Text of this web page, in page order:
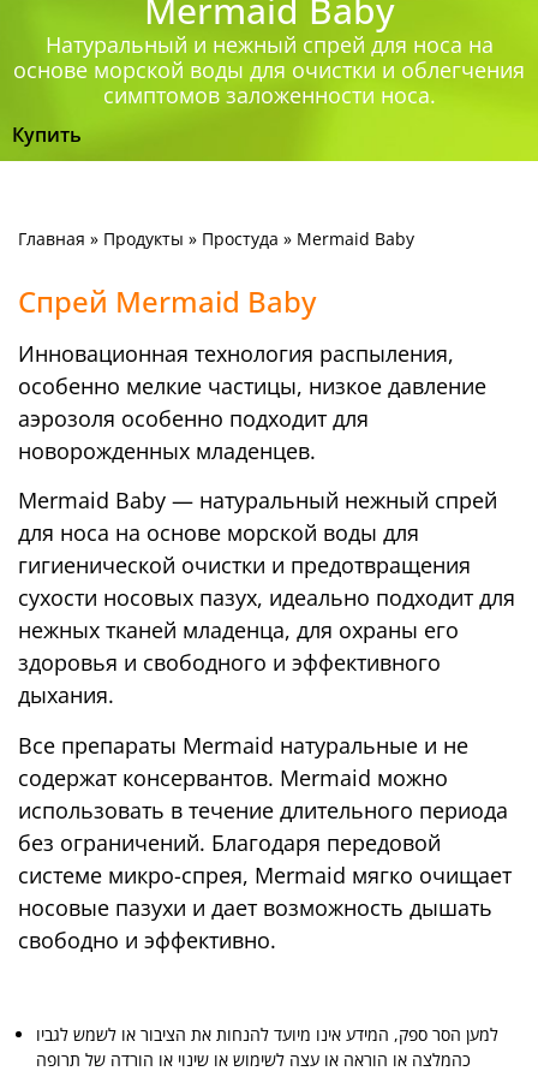
Mermaid Baby
Натуральный и нежный спрей для носа на
основе морской воды для очистки и облегчения
симптомов заложенности носа.
Купить
Главная » Продукты » Простуда » Mermaid Baby
Спрей Mermaid Baby
Инновационная технология распыления,
особенно мелкие частицы, низкое давление
аэрозоля особенно подходит для
новорожденных младенцев.
Mermaid Baby — натуральный нежный спрей
для носа на основе морской воды для
гигиенической очистки и предотвращения
сухости носовых пазух, идеально подходит для
нежных тканей младенца, для охраны его
здоровья и свободного и эффективного
дыхания.
Все препараты Mermaid натуральные и не
содержат консервантов. Mermaid можно
использовать в течение длительного периода
без ограничений. Благодаря передовой
системе микро-спрея, Mermaid мягко очищает
носовые пазухи и дает возможность дышать
свободно и эффективно.
למען הסר ספק, המידע אינו מיועד להנחות את הציבור או לשמש לגביו
כהמלצה או הוראה או עצה לשימוש או שינוי או הורדה של תרופה